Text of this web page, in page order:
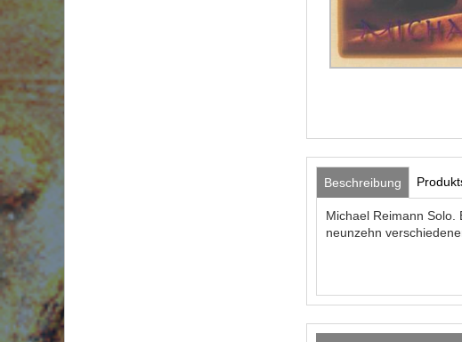
Beschreibung
Michael Reimann Solo.
neunzehn